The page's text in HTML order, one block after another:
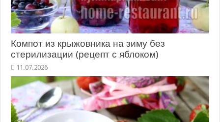
Компот из крыжовника на зиму без
стерилизации (рецепт с яблоком)
11.07.2026